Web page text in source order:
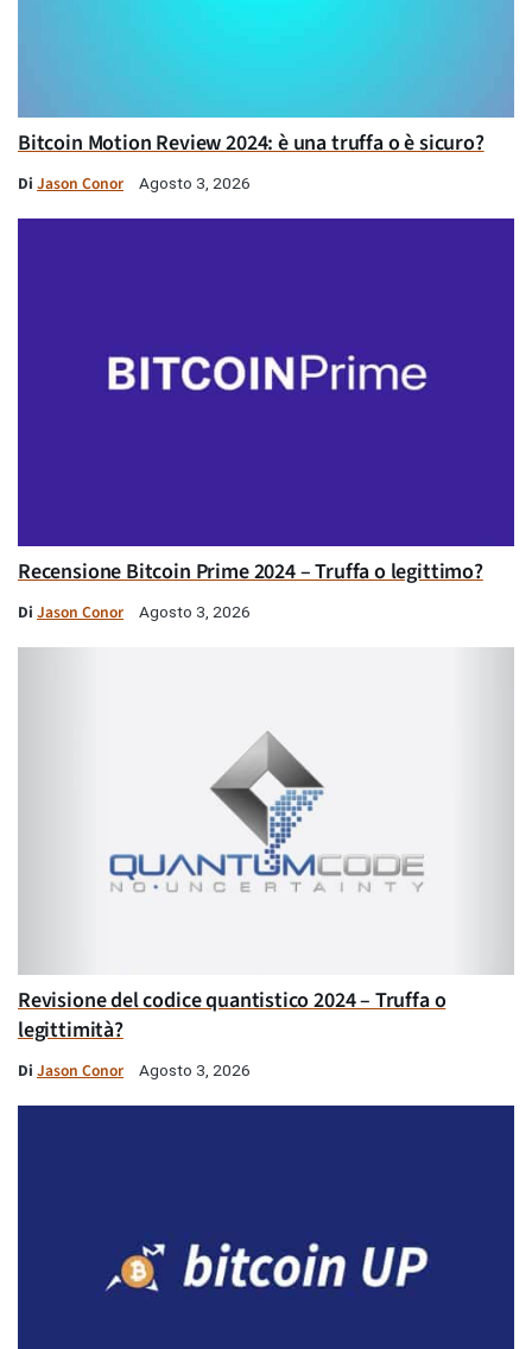
Bitcoin Motion Review 2024: è una truffa o è sicuro?
Di Jason Conor Agosto 3, 2026
Recensione Bitcoin Prime 2024 – Truffa o legittimo?
Di Jason Conor Agosto 3, 2026
Revisione del codice quantistico 2024 – Truffa o
legittimità?
Di Jason Conor Agosto 3, 2026